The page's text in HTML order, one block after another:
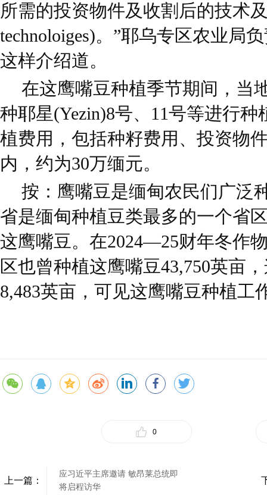
所需的投资物件及收割后的技术
technoloiges)。”耶乌专区农业局
这样介绍道。
在这鹰嘴豆种植季节期间，当
种耶星(Yezin)8号、11号等进行
植费用，包括种籽费用、投资物
内，约为30万缅元。
按：鹰嘴豆是缅甸农民们广泛
省是缅甸种植豆类最多的一个省
这鹰嘴豆。在2024—25财年冬作
区也曾种植这鹰嘴豆43,750英亩
8,483英亩，可见这鹰嘴豆种植工
0
上一篇：
应习近平主席邀请 敏昂莱总统即
将启程访华